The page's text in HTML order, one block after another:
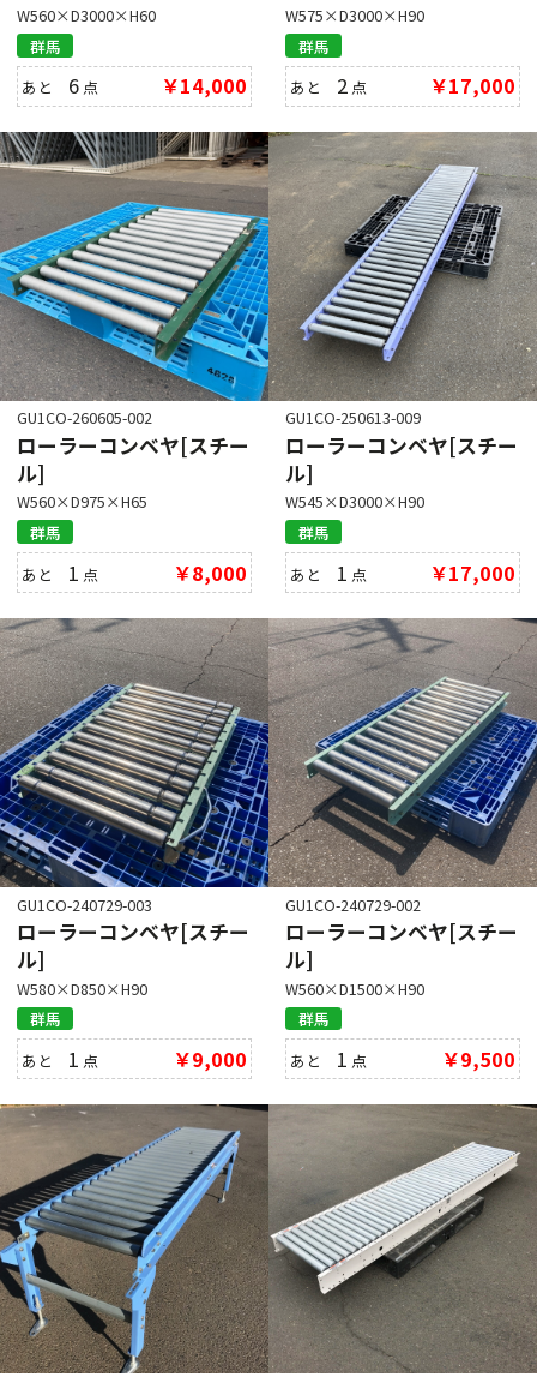
W560×D3000×H60
群馬
あと 6 点 ￥14,000
W575×D3000×H90
群馬
あと 2 点 ￥17,000
GU1CO-260605-002
ローラーコンベヤ[スチー
ル]
W560×D975×H65
群馬
あと 1 点 ￥8,000
GU1CO-250613-009
ローラーコンベヤ[スチー
ル]
W545×D3000×H90
群馬
あと 1 点 ￥17,000
GU1CO-240729-003
ローラーコンベヤ[スチー
ル]
W580×D850×H90
群馬
あと 1 点 ￥9,000
GU1CO-240729-002
ローラーコンベヤ[スチー
ル]
W560×D1500×H90
群馬
あと 1 点 ￥9,500